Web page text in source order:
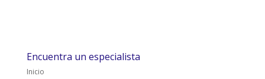
Encuentra un especialista
Inicio